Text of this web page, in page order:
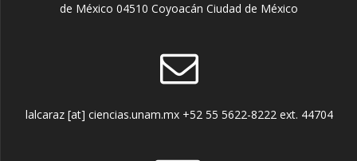
de México 04510 Coyoacán Ciudad de México
lalcaraz [at] ciencias.unam.mx +52 55 5622-8222 ext. 44704